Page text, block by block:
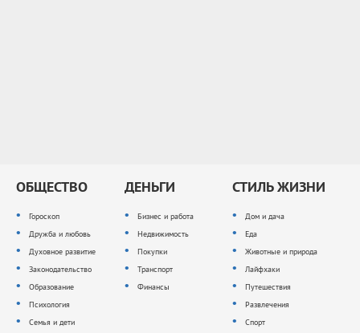
ОБЩЕСТВО
Гороскоп
Дружба и любовь
Духовное развитие
Законодательство
Образование
Психология
Семья и дети
ДЕНЬГИ
Бизнес и работа
Недвижимость
Покупки
Транспорт
Финансы
СТИЛЬ ЖИЗНИ
Дом и дача
Еда
Животные и природа
Лайфхаки
Путешествия
Развлечения
Спорт